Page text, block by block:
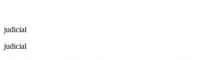
judicial
judicial